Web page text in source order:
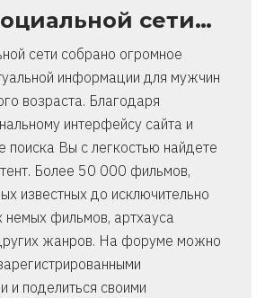
сети…
сети собрано огромное
информации для мужчин
возраста. Благодаря
интерфейсу сайта и
поиска Вы с легкостью найдете
Более 50 000 фильмов,
известных до исключительно
немых фильмов, артхауса
жанров. На форуме можно
и поделиться своими